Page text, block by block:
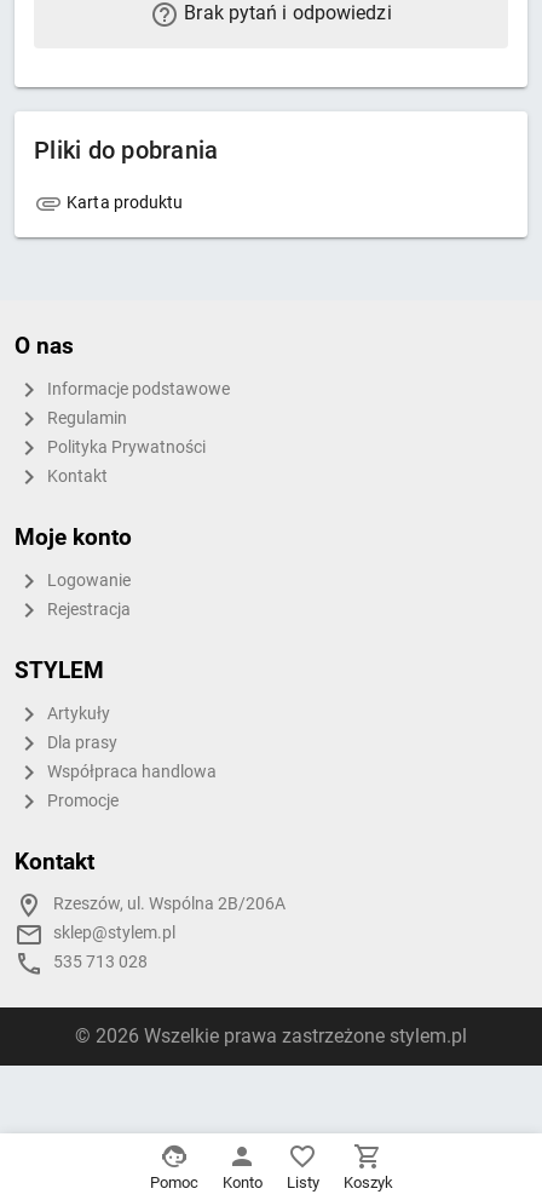
Brak pytań i odpowiedzi
Pliki do pobrania
Karta produktu
O nas
Informacje podstawowe
Regulamin
Polityka Prywatności
Kontakt
Moje konto
Logowanie
Rejestracja
STYLEM
Artykuły
Dla prasy
Współpraca handlowa
Promocje
Kontakt
Rzeszów, ul. Wspólna 2B/206A
sklep@stylem.pl
535 713 028
© 2026 Wszelkie prawa zastrzeżone stylem.pl
Pomoc Konto Listy Koszyk